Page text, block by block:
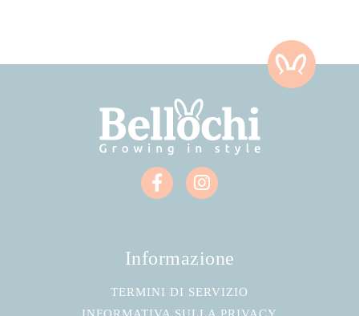
Informazione
TERMINI DI SERVIZIO